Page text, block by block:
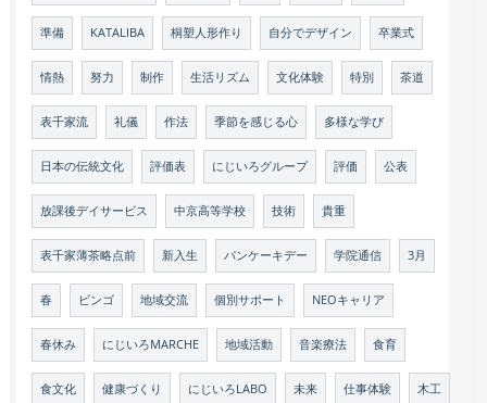
準備 KATALIBA 桐塑人形作り 自分でデザイン 卒業式
情熱 努力 制作 生活リズム 文化体験 特別 茶道
表千家流 礼儀 作法 季節を感じる心 多様な学び
日本の伝統文化 評価表 にじいろグループ 評価 公表
放課後デイサービス 中京高等学校 技術 貴重
表千家薄茶略点前 新入生 パンケーキデー 学院通信 3月
春 ビンゴ 地域交流 個別サポート NEOキャリア
春休み にじいろMARCHE 地域活動 音楽療法 食育
食文化 健康づくり にじいろLABO 未来 仕事体験 木工